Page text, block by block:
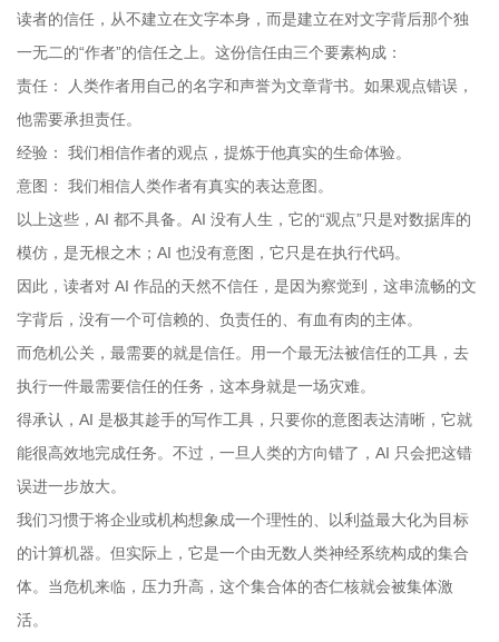
读者的信任，从不建立在文字本身，而是建立在对文字背后那个独
一无二的“作者”的信任之上。这份信任由三个要素构成：
责任： 人类作者用自己的名字和声誉为文章背书。如果观点错误，
他需要承担责任。
经验： 我们相信作者的观点，提炼于他真实的生命体验。
意图： 我们相信人类作者有真实的表达意图。
以上这些，AI 都不具备。AI 没有人生，它的“观点”只是对数据库的
模仿，是无根之木；AI 也没有意图，它只是在执行代码。
因此，读者对 AI 作品的天然不信任，是因为察觉到，这串流畅的文
字背后，没有一个可信赖的、负责任的、有血有肉的主体。
而危机公关，最需要的就是信任。用一个最无法被信任的工具，去
执行一件最需要信任的任务，这本身就是一场灾难。
得承认，AI 是极其趁手的写作工具，只要你的意图表达清晰，它就
能很高效地完成任务。不过，一旦人类的方向错了，AI 只会把这错
误进一步放大。
我们习惯于将企业或机构想象成一个理性的、以利益最大化为目标
的计算机器。但实际上，它是一个由无数人类神经系统构成的集合
体。当危机来临，压力升高，这个集合体的杏仁核就会被集体激
活。